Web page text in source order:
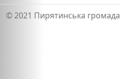
© 2021 Пирятинська громада